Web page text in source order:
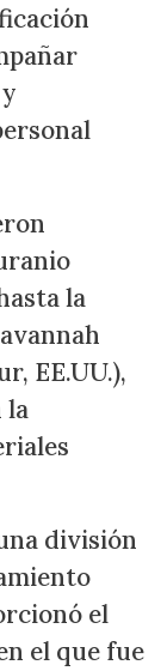
la
EE.UU.),
la
división
el
el que fue